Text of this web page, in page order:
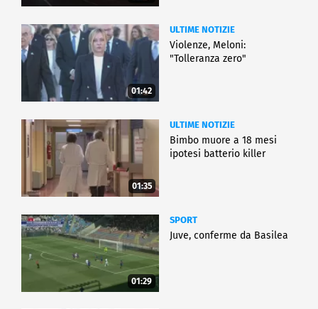
01:42
ULTIME NOTIZIE
Violenze, Meloni:
"Tolleranza zero"
01:35
ULTIME NOTIZIE
Bimbo muore a 18 mesi
ipotesi batterio killer
01:29
SPORT
Juve, conferme da Basilea